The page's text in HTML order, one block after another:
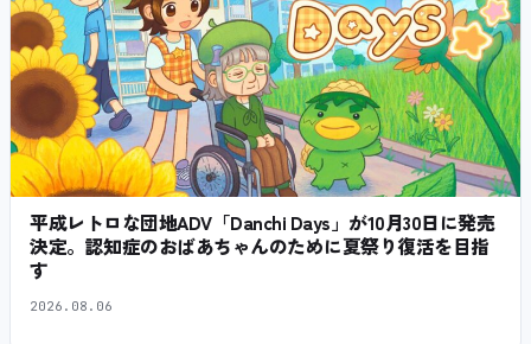
平成レトロな団地ADV「Danchi Days」が10月30日に発売
決定。認知症のおばあちゃんのために夏祭り復活を目指
す
2026.08.06